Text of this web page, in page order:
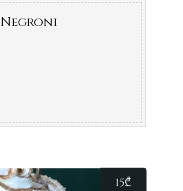
Negroni
15₾